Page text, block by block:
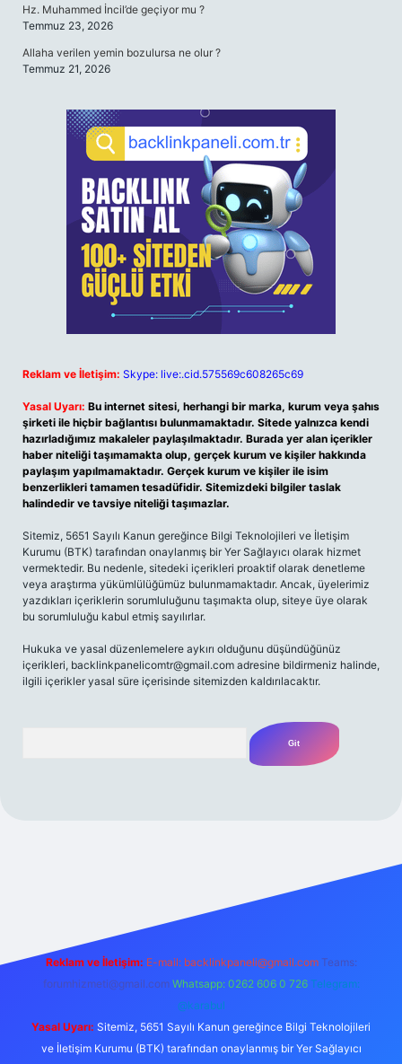
Hz. Muhammed İncil’de geçiyor mu ?
Temmuz 23, 2026
Allaha verilen yemin bozulursa ne olur ?
Temmuz 21, 2026
Reklam ve İletişim: Skype: live:.cid.575569c608265c69
Yasal Uyarı: Bu internet sitesi, herhangi bir marka, kurum veya şahıs
şirketi ile hiçbir bağlantısı bulunmamaktadır. Sitede yalnızca kendi
hazırladığımız makaleler paylaşılmaktadır. Burada yer alan içerikler
haber niteliği taşımamakta olup, gerçek kurum ve kişiler hakkında
paylaşım yapılmamaktadır. Gerçek kurum ve kişiler ile isim
benzerlikleri tamamen tesadüfidir. Sitemizdeki bilgiler taslak
halindedir ve tavsiye niteliği taşımazlar.
Sitemiz, 5651 Sayılı Kanun gereğince Bilgi Teknolojileri ve İletişim
Kurumu (BTK) tarafından onaylanmış bir Yer Sağlayıcı olarak hizmet
vermektedir. Bu nedenle, sitedeki içerikleri proaktif olarak denetleme
veya araştırma yükümlülüğümüz bulunmamaktadır. Ancak, üyelerimiz
yazdıkları içeriklerin sorumluluğunu taşımakta olup, siteye üye olarak
bu sorumluluğu kabul etmiş sayılırlar.
Hukuka ve yasal düzenlemelere aykırı olduğunu düşündüğünüz
içerikleri, backlinkpanelicomtr@gmail.com adresine bildirmeniz halinde,
ilgili içerikler yasal süre içerisinde sitemizden kaldırılacaktır.
www.betexper.xyz/
Reklam ve İletişim: E-mail: backlinkpaneli@gmail.com Teams:
forumhizmeti@gmail.com Whatsapp: 0262 606 0 726 Telegram:
@karabul
Yasal Uyarı: Sitemiz, 5651 Sayılı Kanun gereğince Bilgi Teknolojileri
ve İletişim Kurumu (BTK) tarafından onaylanmış bir Yer Sağlayıcı